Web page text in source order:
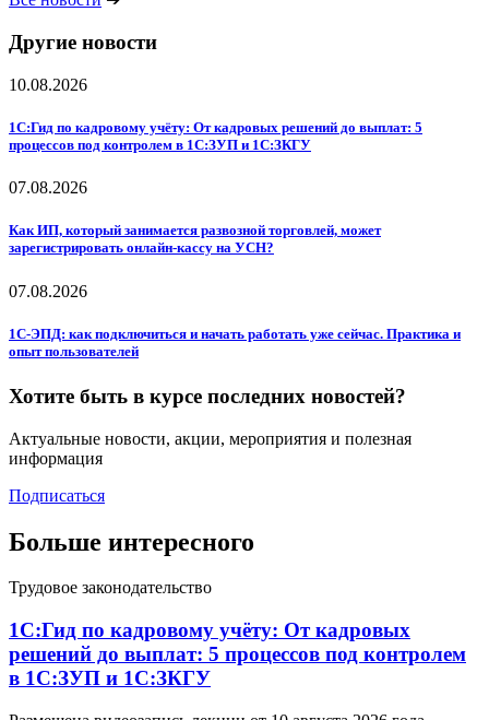
Другие новости
10.08.2026
1С:Гид по кадровому учёту: От кадровых решений до выплат: 5
процессов под контролем в 1С:ЗУП и 1С:ЗКГУ
07.08.2026
Как ИП, который занимается развозной торговлей, может
зарегистрировать онлайн-кассу на УСН?
07.08.2026
1С-ЭПД: как подключиться и начать работать уже сейчас. Практика и
опыт пользователей
Хотите быть в курсе последних новостей?
Актуальные новости, акции, мероприятия и полезная
информация
Подписаться
Больше интересного
Трудовое законодательство
1С:Гид по кадровому учёту: От кадровых
решений до выплат: 5 процессов под контролем
в 1С:ЗУП и 1С:ЗКГУ